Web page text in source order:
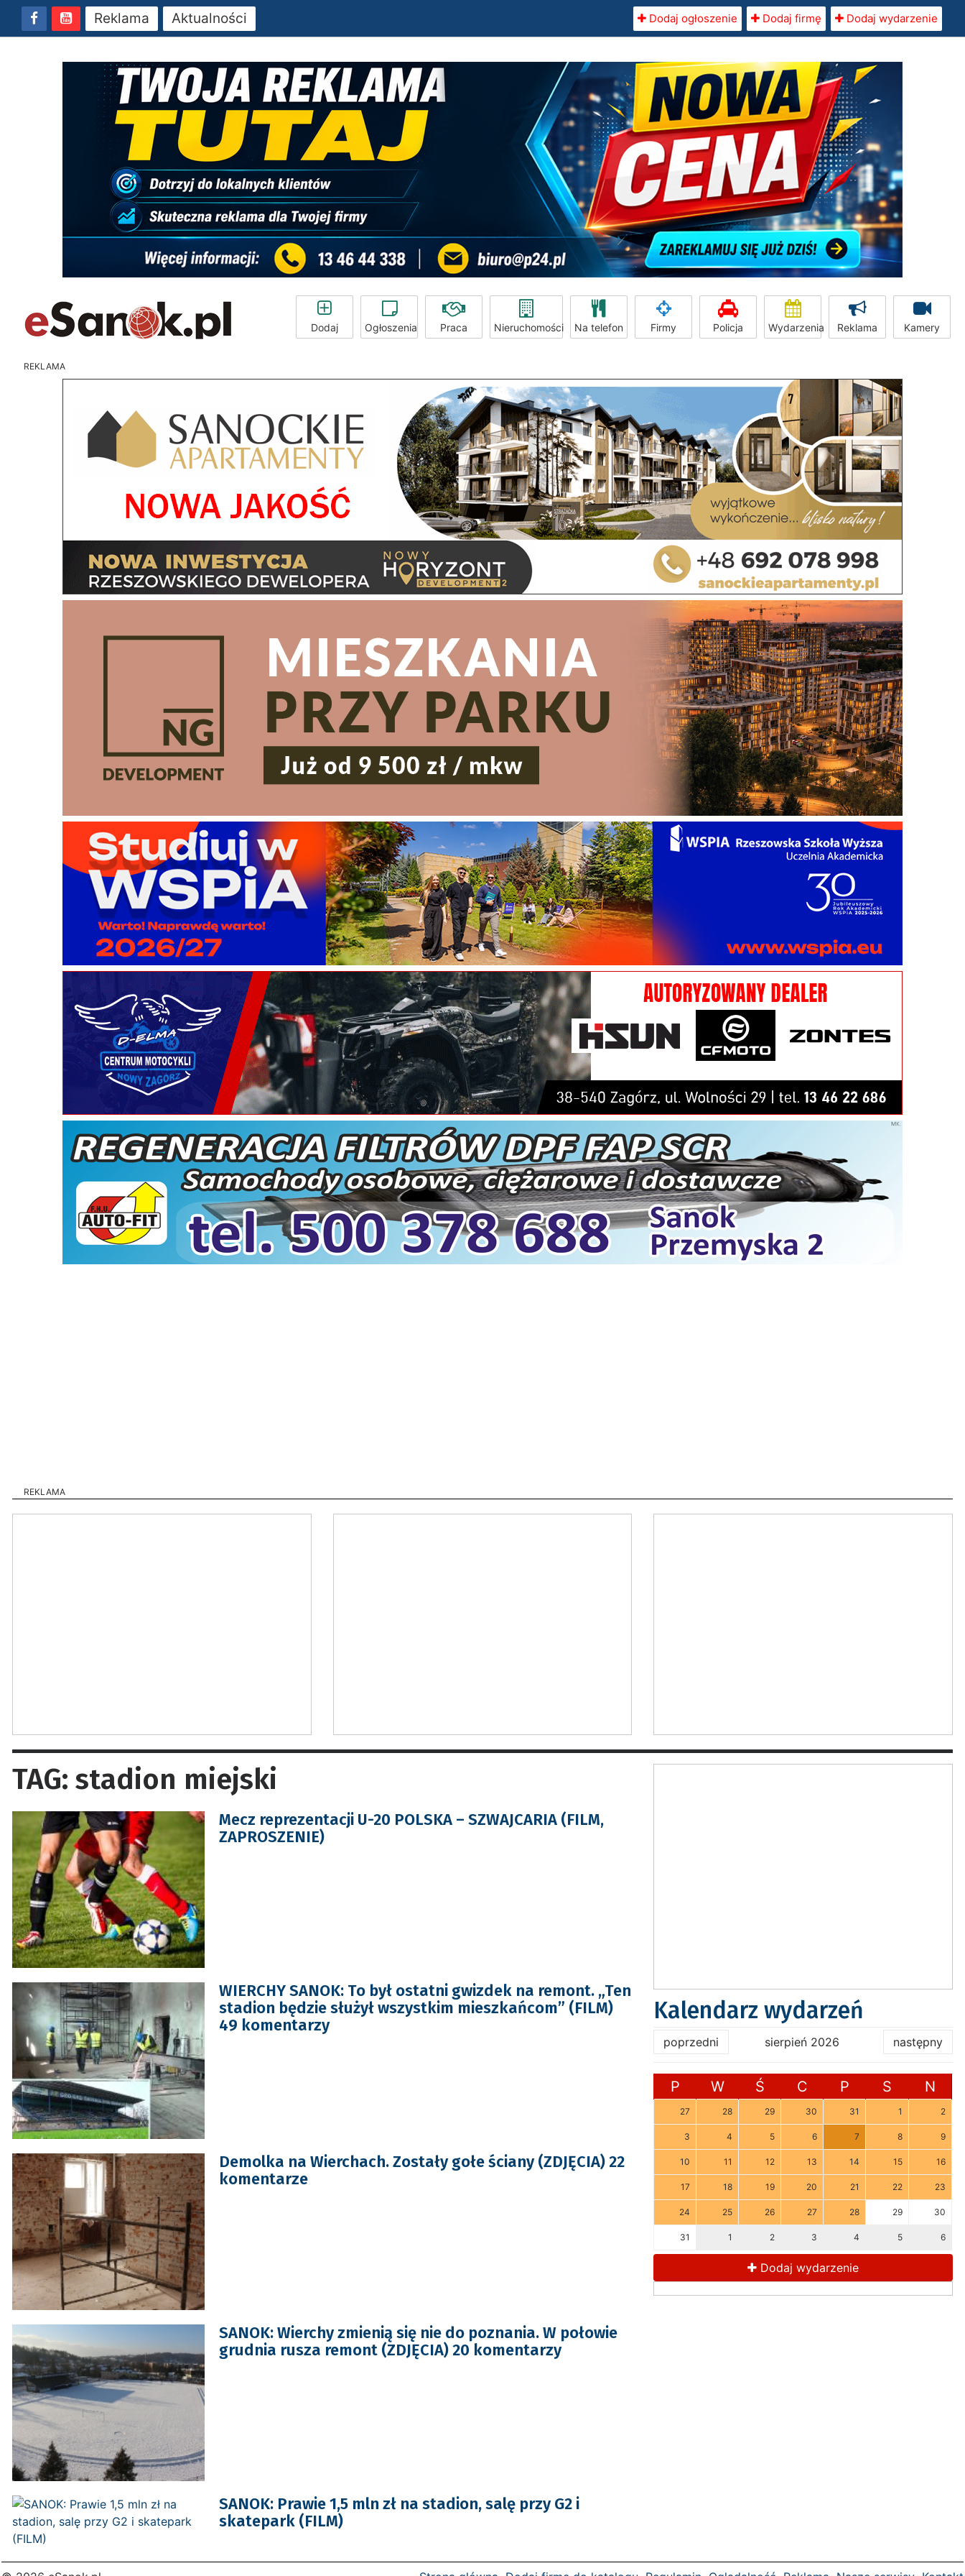
Reklama Aktualności Dodaj ogłoszenie Dodaj firmę Dodaj wydarzenie
Dodaj Ogłoszenia Praca Nieruchomości Na telefon Firmy Policja Wydarzenia Reklama Kamery
REKLAMA
REKLAMA
TAG: stadion miejski
Mecz reprezentacji U-20 POLSKA – SZWAJCARIA (FILM,
ZAPROSZENIE)
WIERCHY SANOK: To był ostatni gwizdek na remont. „Ten
stadion będzie służył wszystkim mieszkańcom” (FILM)
49 komentarzy
Demolka na Wierchach. Zostały gołe ściany (ZDJĘCIA) 22
komentarze
SANOK: Wierchy zmienią się nie do poznania. W połowie
grudnia rusza remont (ZDJĘCIA) 20 komentarzy
SANOK: Prawie 1,5 mln zł na stadion, salę przy G2 i
skatepark (FILM)
Kalendarz wydarzeń
poprzedni sierpień 2026 następny
P W Ś C P S N
27 28 29 30 31 1 2
3 4 5 6 7 8 9
10 11 12 13 14 15 16
17 18 19 20 21 22 23
24 25 26 27 28 29 30
31 1 2 3 4 5 6
Dodaj wydarzenie